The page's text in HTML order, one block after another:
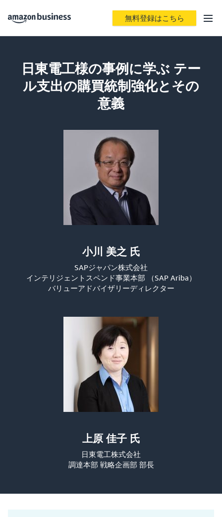
無料登録はこちら
日東電工様の事例に学ぶ テー
ル支出の購買統制強化とその
意義
小川 美之 氏
SAPジャパン株式会社
インテリジェントスペンド事業本部 （SAP Ariba）
バリューアドバイザリーディレクター
上原 佳子 氏
日東電工株式会社
調達本部 戦略企画部 部長